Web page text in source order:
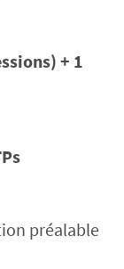
+ 1
préalable